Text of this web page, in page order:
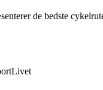
de bedste
Livet